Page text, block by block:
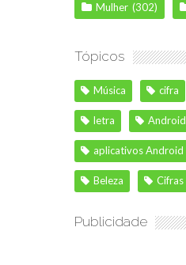
Mulher (302)
Tópicos
Música cifra
letra Android
aplicativos Android
Beleza Cifras
Publicidade